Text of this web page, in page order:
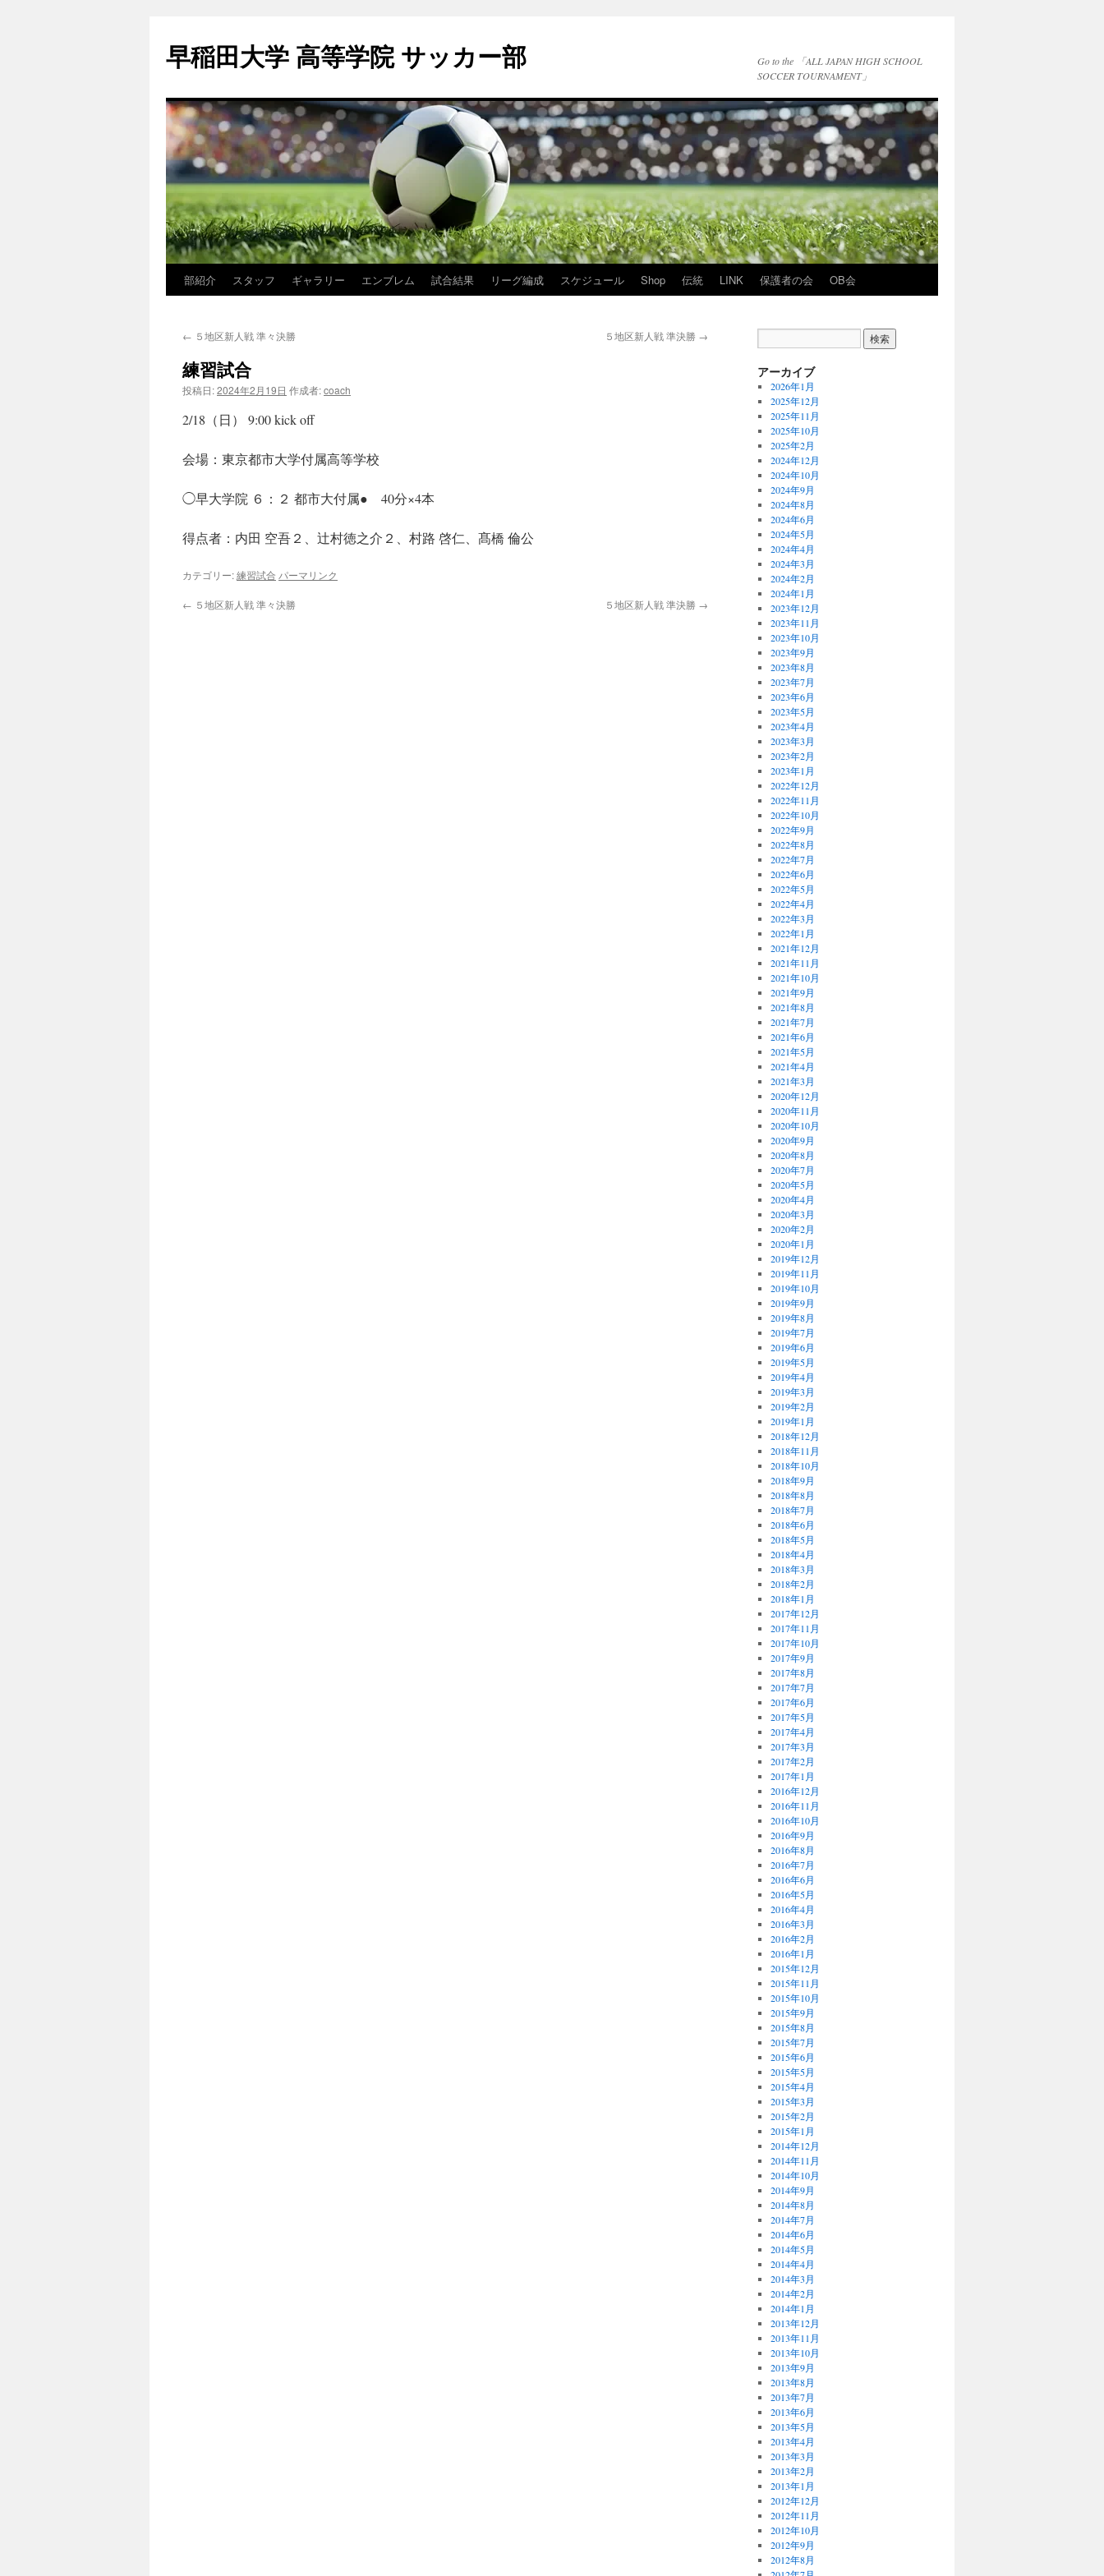
テ
へ
ス
キ
ッ
プ
早稲田大学 高等学院 サッカー部
Go to the 「ALL JAPAN HIGH SCHOOL
SOCCER TOURNAMENT」
部紹介 スタッフ ギャラリー エンブレム 試合結果 リーグ編成 スケジュール Shop 伝統 LINK 保護者の会 OB会
← ５地区新人戦 準々決勝 ５地区新人戦 準決勝 →
練習試合
投稿日:2024年2月19日 作成者:coach
2/18（日） 9:00 kick off
会場：東京都市大学付属高等学校
◯早大学院 ６：２ 都市大付属● 40分×4本
得点者：内田 空吾２、辻村徳之介２、村路 啓仁、髙橋 倫公
カテゴリー:練習試合 パーマリンク
← ５地区新人戦 準々決勝 ５地区新人戦 準決勝 →
アーカイブ
2026年1月
2025年12月
2025年11月
2025年10月
2025年2月
2024年12月
2024年10月
2024年9月
2024年8月
2024年6月
2024年5月
2024年4月
2024年3月
2024年2月
2024年1月
2023年12月
2023年11月
2023年10月
2023年9月
2023年8月
2023年7月
2023年6月
2023年5月
2023年4月
2023年3月
2023年2月
2023年1月
2022年12月
2022年11月
2022年10月
2022年9月
2022年8月
2022年7月
2022年6月
2022年5月
2022年4月
2022年3月
2022年1月
2021年12月
2021年11月
2021年10月
2021年9月
2021年8月
2021年7月
2021年6月
2021年5月
2021年4月
2021年3月
2020年12月
2020年11月
2020年10月
2020年9月
2020年8月
2020年7月
2020年5月
2020年4月
2020年3月
2020年2月
2020年1月
2019年12月
2019年11月
2019年10月
2019年9月
2019年8月
2019年7月
2019年6月
2019年5月
2019年4月
2019年3月
2019年2月
2019年1月
2018年12月
2018年11月
2018年10月
2018年9月
2018年8月
2018年7月
2018年6月
2018年5月
2018年4月
2018年3月
2018年2月
2018年1月
2017年12月
2017年11月
2017年10月
2017年9月
2017年8月
2017年7月
2017年6月
2017年5月
2017年4月
2017年3月
2017年2月
2017年1月
2016年12月
2016年11月
2016年10月
2016年9月
2016年8月
2016年7月
2016年6月
2016年5月
2016年4月
2016年3月
2016年2月
2016年1月
2015年12月
2015年11月
2015年10月
2015年9月
2015年8月
2015年7月
2015年6月
2015年5月
2015年4月
2015年3月
2015年2月
2015年1月
2014年12月
2014年11月
2014年10月
2014年9月
2014年8月
2014年7月
2014年6月
2014年5月
2014年4月
2014年3月
2014年2月
2014年1月
2013年12月
2013年11月
2013年10月
2013年9月
2013年8月
2013年7月
2013年6月
2013年5月
2013年4月
2013年3月
2013年2月
2013年1月
2012年12月
2012年11月
2012年10月
2012年9月
2012年8月